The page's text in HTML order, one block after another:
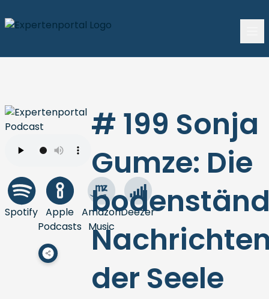
Spotify Apple
Podcasts
Amazon
Music
Deezer
# 199 Sonja
Gumze: Die
der Seele